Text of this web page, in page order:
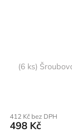
(6 ks)
412 Kč bez DPH
498 Kč